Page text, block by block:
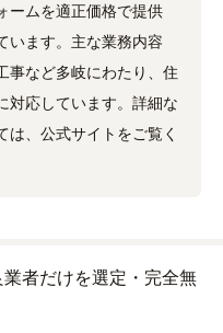
ームを適正価格で提供
います。主な業務内容
事など多岐にわたり、住
対応しています。詳細な
は、公式サイトをご覧く